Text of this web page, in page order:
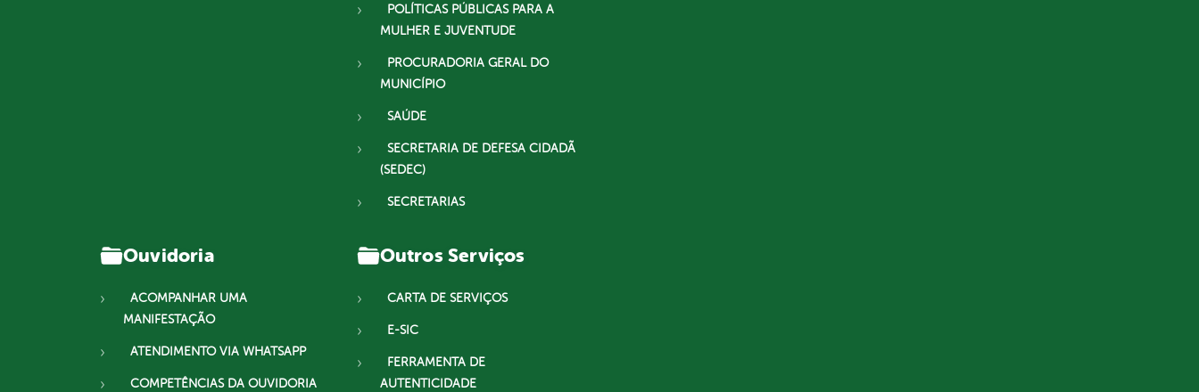
POLÍTICAS PÚBLICAS PARA A
MULHER E JUVENTUDE
PROCURADORIA GERAL DO
MUNICÍPIO
SAÚDE
SECRETARIA DE DEFESA CIDADÃ
(SEDEC)
SECRETARIAS
Ouvidoria
ACOMPANHAR UMA
MANIFESTAÇÃO
ATENDIMENTO VIA WHATSAPP
COMPETÊNCIAS DA OUVIDORIA
Outros Serviços
CARTA DE SERVIÇOS
E-SIC
FERRAMENTA DE
AUTENTICIDADE